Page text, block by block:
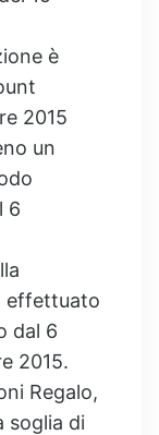
è
2015
un
6
effettuato
dal 6
2015.
Regalo,
soglia di